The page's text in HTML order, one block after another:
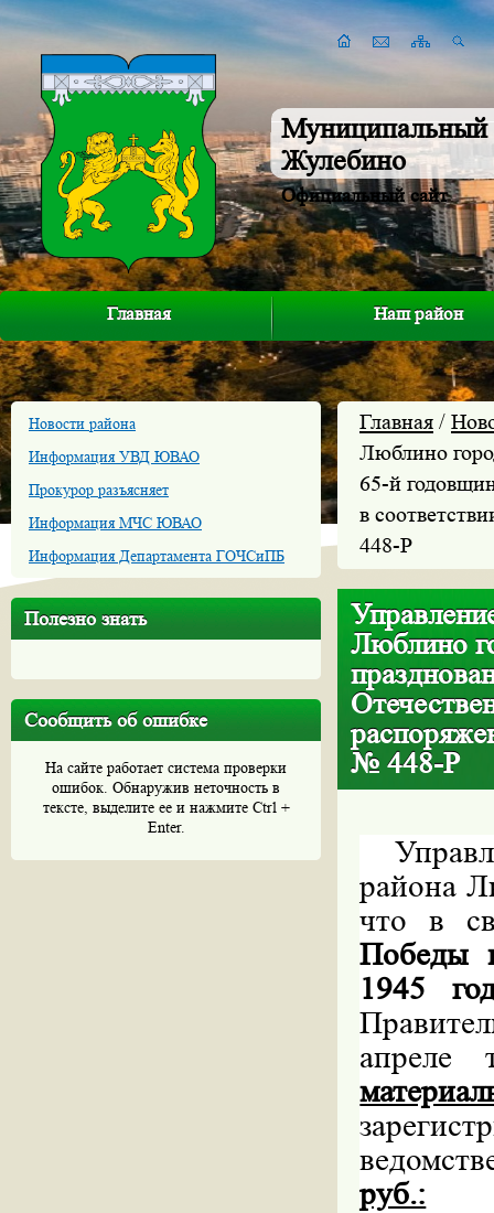
Муниципальный
Жулебино
Официальный сайт
Главная Наш район
Новости района
Информация УВД ЮВАО
Прокурор разъясняет
Информация МЧС ЮВАО
Информация Департамента ГОЧСиПБ
Полезно знать
Сообщить об ошибке
На сайте работает система проверки
ошибок. Обнаружив неточность в
тексте, выделите ее и нажмите Ctrl +
Enter.
Главная /
Люблино
65-й
в
448-Р
Люблино
№ 448-Р
района
что в
Победы
1945
апреле
руб.: